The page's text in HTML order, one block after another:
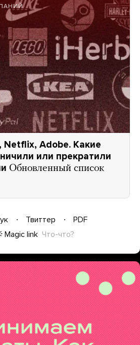
Netflix, Adobe. Какие
или прекратили
Обновленный список
Твиттер
PDF
Magic link Что-что?